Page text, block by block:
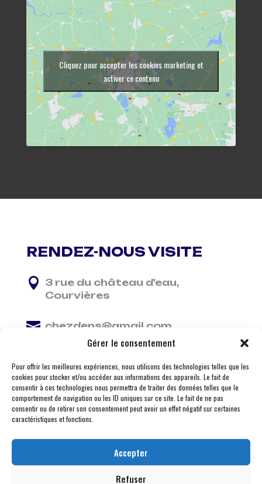
Gérer le consentement
Pour offrir les meilleures expériences, nous utilisons des technologies telles que les
cookies pour stocker et/ou accéder aux informations des appareils. Le fait de
consentir à ces technologies nous permettra de traiter des données telles que le
comportement de navigation ou les ID uniques sur ce site. Le fait de ne pas
consentir ou de retirer son consentement peut avoir un effet négatif sur certaines
caractéristiques et fonctions.
Accepter
Refuser
Cliquez pour accepter les cookies marketing et
activer ce contenu
RENDEZ-NOUS VISITE
 3 rue du château d'eau,
Courvières
 chezdens@gmail.com